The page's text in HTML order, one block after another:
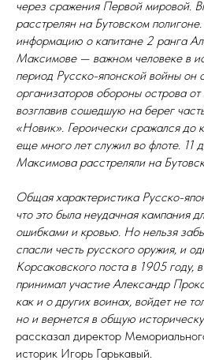
через сражения Первой мировой.
расстрелян на Бутовском
информацию о капитане 2 ранга
Максимове — важном человеке в
период Русско-японской войны он
организаторов обороны острова от
возглавив сошедшую на берег
«Новик». Героически сражался до
еще много лет служил во флоте. 11
Максимова расстреляли на
Общая характеристика Русско-
что это была неудачная кампания
ошибками и кровью. Но нельзя
спасли честь русского оружия, и
Корсаковского поста в 1905 году,
принимал участие Александр
как и о других воинах, войдет не
но и вернется в общую
рассказал директор
историк Игорь Гарькавый.